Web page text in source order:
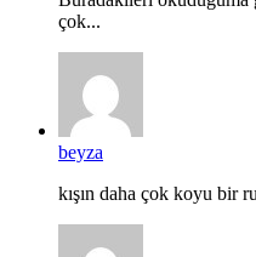
çok...
beyza
kışın daha çok koyu bir